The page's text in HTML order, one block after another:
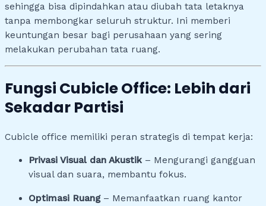
sehingga bisa dipindahkan atau diubah tata letaknya
tanpa membongkar seluruh struktur. Ini memberi
keuntungan besar bagi perusahaan yang sering
melakukan perubahan tata ruang.
Fungsi Cubicle Office: Lebih dari
Sekadar Partisi
Cubicle office memiliki peran strategis di tempat kerja:
Privasi Visual dan Akustik – Mengurangi gangguan
visual dan suara, membantu fokus.
Optimasi Ruang– Memanfaatkan ruang kantor